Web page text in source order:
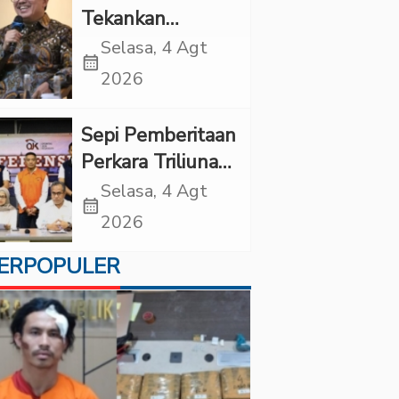
Tekankan
Pentingnya
Inovasi
di “Indonesian
Brain Forum
2026 UPN
Veteran Jakarta”
calendar_month
Selasa, 4 Agt
2026
Sepi Pemberitaan
Perkara Triliunan
Rupiah Investree,
Ternyata Sudah
calendar_month
Selasa, 4 Agt
2026